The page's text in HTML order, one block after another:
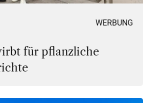
WERBUNG
für pflanzliche